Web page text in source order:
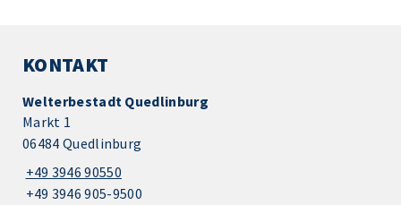
KONTAKT
Welterbestadt Quedlinburg
Markt 1
06484 Quedlinburg
+49 3946 90550
+49 3946 905-9500